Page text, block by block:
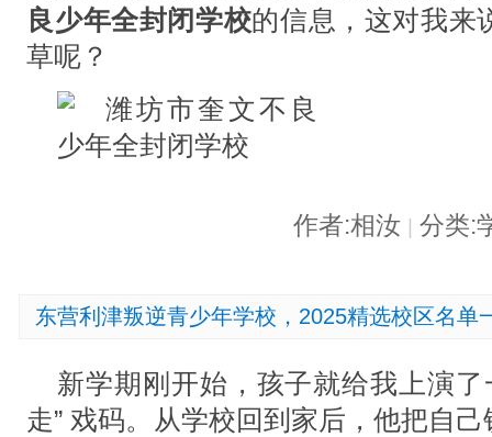
良少年全封闭学校的信息，这对我来
草呢？
作者:相汝 分类:
东营利津叛逆青少年学校，2025精选校区名单
新学期刚开始，孩子就给我上演
走” 戏码。从学校回到家后，他把自